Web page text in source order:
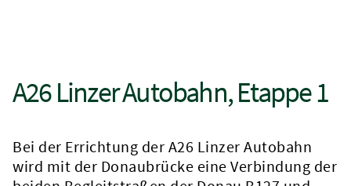
A26 Linzer Autobahn, Etappe 1
Bei der Errichtung der A26 Linzer Autobahn
wird mit der Donaubrücke eine Verbindung der